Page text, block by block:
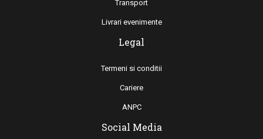
Transport
Livrari evenimente
Legal
Termeni si conditii
Cariere
ANPC
Social Media